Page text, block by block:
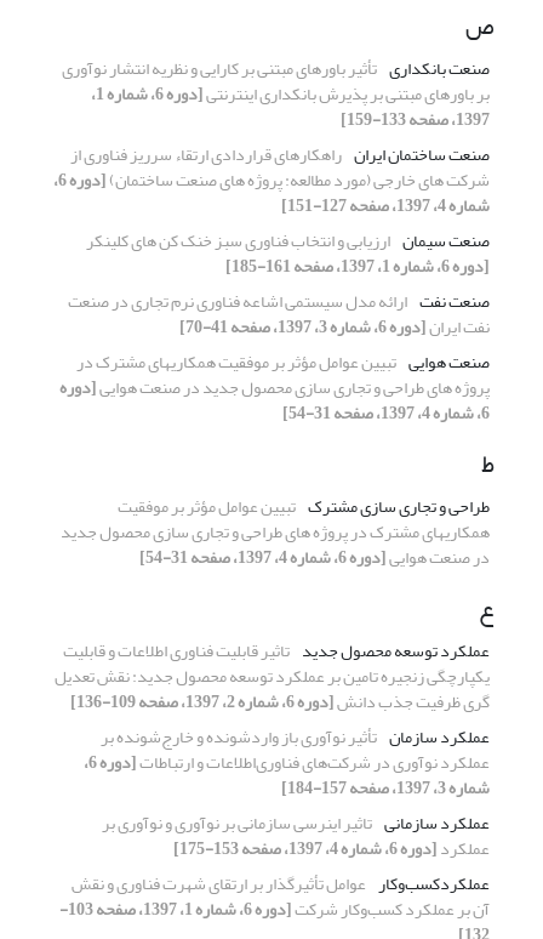
ص
صنعت بانکداری تأثیر باورهای مبتنی بر کارایی و نظریه انتشار نوآوری
بر باورهای مبتنی بر پذیرش بانکداری اینترنتی [دوره 6، شماره 1،
1397، صفحه 133-159]
صنعت ساختمان ایران راهکارهای قراردادی ارتقاء سرریز فناوری از
شرکت های خارجی (مورد مطالعه: پروژه های صنعت ساختمان) [دوره 6،
شماره 4، 1397، صفحه 127-151]
صنعت سیمان ارزیابی و انتخاب فناوری سبز خنک کن های کلینکر
[دوره 6، شماره 1، 1397، صفحه 161-185]
صنعت نفت ارائه مدل سیستمی اشاعه فناوری نرم تجاری در صنعت
نفت ایران[دوره 6، شماره 3، 1397، صفحه 41-70]
صنعت هوایی ‏تبیین عوامل مؤثر بر موفقیت همکاریهای مشترک در
پروژه ‏های طراحی و تجاری‏ سازی محصول جدید در صنعت هوایی[دوره
6، شماره 4، 1397، صفحه 31-54]
ط
طراحی و تجاری سازی مشترک ‏تبیین عوامل مؤثر بر موفقیت
همکاریهای مشترک در پروژه ‏های طراحی و تجاری‏ سازی محصول جدید
در صنعت هوایی[دوره 6، شماره 4، 1397، صفحه 31-54]
ع
عملکرد توسعه محصول جدید تاثیر قابلیت فناوری اطلاعات و قابلیت
یکپارچگی زنجیره تامین بر عملکرد توسعه محصول جدید: نقش تعدیل
گری ظرفیت جذب دانش[دوره 6، شماره 2، 1397، صفحه 109-136]
عملکرد سازمان تأثیر نوآوری باز واردشونده و خارج‌شونده بر
عملکرد نوآوری در شرکت‌های فناوری‌اطلاعات و ارتباطات [دوره 6،
شماره 3، 1397، صفحه 157-184]
عملکرد سازمانی تاثیر اینرسی سازمانی بر نوآوری و نوآوری بر
عملکرد[دوره 6، شماره 4، 1397، صفحه 153-175]
عملکردکسب‌وکار عوامل تأثیرگذار بر ارتقای شهرت فناوری و نقش
آن بر عملکرد کسب‌وکار شرکت [دوره 6، شماره 1، 1397، صفحه 103-